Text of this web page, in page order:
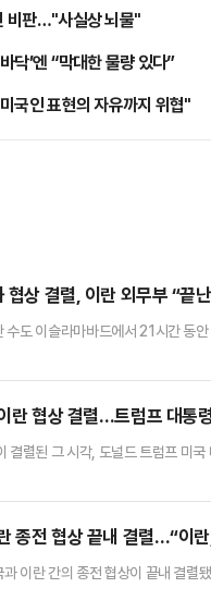
비판…"사실상 뇌물"
닥’엔 “막대한 물량 있다”
국인 표현의 자유까지 위협"
상 결렬, 이란 외무부 “끝
수도 이슬라마바드에서 21시간 동
으로 이란의 핵무기 개발 의지를
란 협상 결렬…트럼프 대통
결렬된 그 시각, 도널드 트럼프 미
앞에서 격투기 관람을 즐겼다.그
종전 협상 끝내 결렬…“이
이란 간의 종전 협상이 끝내 결